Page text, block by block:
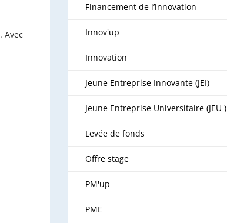
. Avec
Financement de l’innovation
Innov'up
Innovation
Jeune Entreprise Innovante (JEI)
Jeune Entreprise Universitaire (JEU )
Levée de fonds
Offre stage
PM'up
PME